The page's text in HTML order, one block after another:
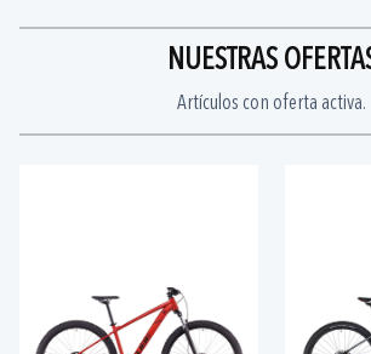
NUESTRAS
Artículos con oferta activa.